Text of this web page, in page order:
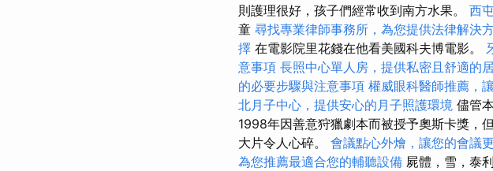
則護理很好，孩子們經常收到南方水果。 西
童 尋找專業律師事務所，為您提供法律解決
擇 在電影院里花錢在他看美國科夫博電影。
意事項 長照中心單人房，提供私密且舒適的
的必要步驟與注意事項 權威眼科醫師推薦，
北月子中心，提供安心的月子照護環境 儘管
1998年因善意狩獵劇本而被授予奧斯卡獎，
大片令人心碎。 會議點心外燴，讓您的會議
為您推薦最適合您的輔聽設備 屍體，雪，泰